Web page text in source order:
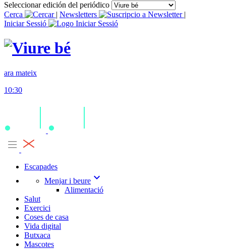
Seleccionar edición del periódico
Cerca
| Newsletters
|
Iniciar Sessió
ara mateix
10:30
Escapades
Menjar i beure expand_more
Alimentació
Salut
Exercici
Coses de casa
Vida digital
Butxaca
Mascotes